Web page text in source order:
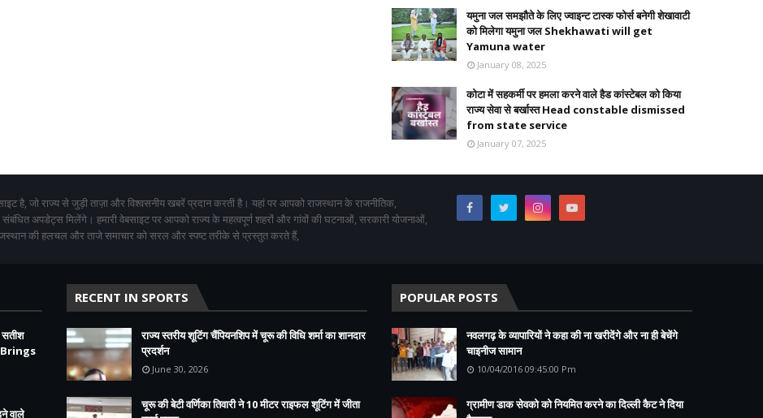
यमुना जल समझौते के लिए ज्वाइन्ट टास्क फोर्स बनेगी शेखावाटी
को मिलेगा यमुना जल Shekhawati will get
Yamuna water
January 08, 2025
कोटा में सहकर्मी पर हमला करने वाले हैड कांस्टेबल को किया
राज्य सेवा से बर्खास्त Head constable dismissed
from state service
January 07, 2025
है, जो राज्य से जुड़ी ताज़ा और विश्वसनीय खबरें प्रदान करती है। यहां पर आपको राजस्थान के राजनीतिक,
अपडेट्स मिलेंगे। हमारी वेबसाइट पर आपको राज्य के महत्वपूर्ण शहरों और गांवों की घटनाओं, सरकारी योजनाओं,
की हलचल और ताजे समाचार को सरल और स्पष्ट तरीके से प्रस्तुत करते हैं,
सतीश
Brings
वाले
RECENT IN SPORTS
राज्य स्तरीय शूटिंग चैंपियनशिप में चूरू की विधि शर्मा का शानदार
प्रदर्शन
June 30, 2026
चूरू की बेटी वर्णिका तिवारी ने 10 मीटर राइफल शूटिंग में जीता
POPULAR POSTS
नवलगढ़ के व्यापारियों ने कहा की ना खरीदेंगे और ना ही बेचेंगे
चाइनीज सामान
10/04/2016 09:45:00 Pm
ग्रामीण डाक सेवको को नियमित करने का दिल्ली कैट ने दिया